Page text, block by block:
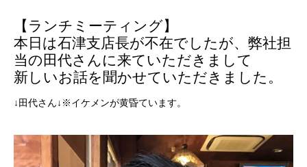
【ランチミーティング】
本日は石津支店長が不在でしたが、弊社担
当の田代さんに来ていただきまして
新しいお話を聞かせていただきました。
↓田代さん↓※イケメンが黄昏ています。